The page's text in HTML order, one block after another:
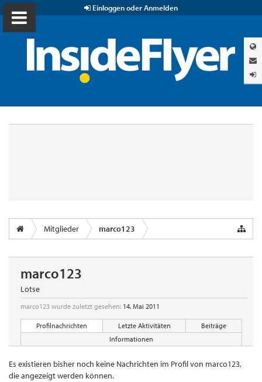
Einloggen oder Anmelden
Mitglieder marco123
marco123
Lotse
marco123 wurde zuletzt gesehen: 14. Mai 2011
Profilnachrichten Letzte Aktivitäten
Beiträge
Informationen
Es existieren bisher noch keine Nachrichten im Profil von marco123,
die angezeigt werden können.